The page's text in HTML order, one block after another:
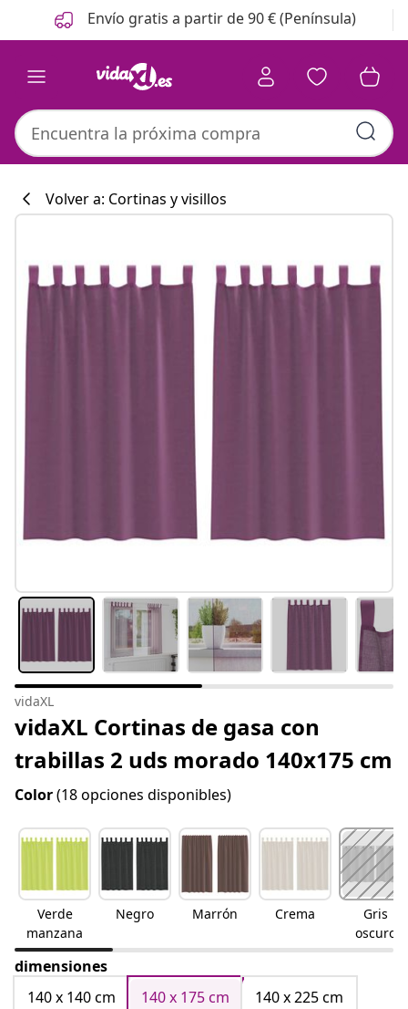
Anterior
Siguiente Envío gratis a partir de 90 € (Península)
Volver a: Cortinas y visillos
vidaXL
vidaXL Cortinas de gasa con
trabillas 2 uds morado 140x175 cm
Color(18 opciones disponibles)
Verde
manzana
Negro Marrón Crema
Gris
oscuro
dimensiones
140 x 140 cm
140 x 175 cm
140 x 225 cm